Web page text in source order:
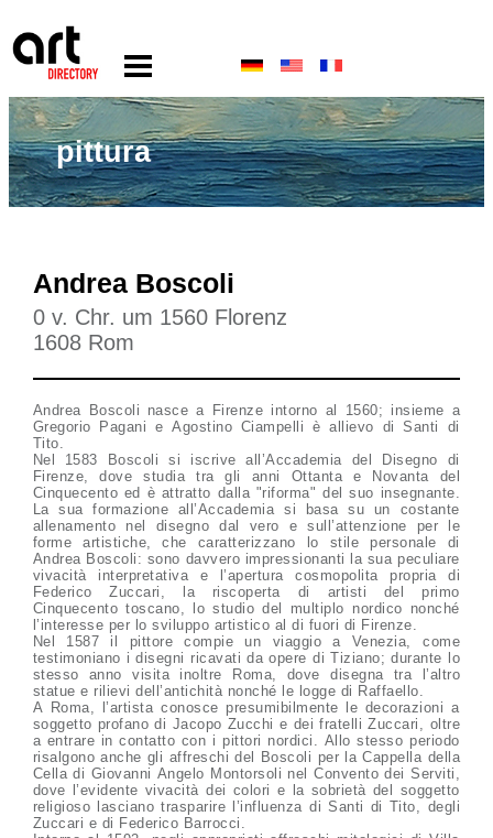
pittura
Andrea Boscoli
0 v. Chr. um 1560 Florenz
1608 Rom
Andrea Boscoli nasce a Firenze intorno al 1560; insieme a
Gregorio Pagani e Agostino Ciampelli è allievo di Santi di
Tito.
Nel 1583 Boscoli si iscrive all’Accademia del Disegno di
Firenze, dove studia tra gli anni Ottanta e Novanta del
Cinquecento ed è attratto dalla "riforma" del suo insegnante.
La sua formazione all’Accademia si basa su un costante
allenamento nel disegno dal vero e sull’attenzione per le
forme artistiche, che caratterizzano lo stile personale di
Andrea Boscoli: sono davvero impressionanti la sua peculiare
vivacità interpretativa e l’apertura cosmopolita propria di
Federico Zuccari, la riscoperta di artisti del primo
Cinquecento toscano, lo studio del multiplo nordico nonché
l’interesse per lo sviluppo artistico al di fuori di Firenze.
Nel 1587 il pittore compie un viaggio a Venezia, come
testimoniano i disegni ricavati da opere di Tiziano; durante lo
stesso anno visita inoltre Roma, dove disegna tra l’altro
statue e rilievi dell’antichità nonché le logge di Raffaello.
A Roma, l’artista conosce presumibilmente le decorazioni a
soggetto profano di Jacopo Zucchi e dei fratelli Zuccari, oltre
a entrare in contatto con i pittori nordici. Allo stesso periodo
risalgono anche gli affreschi del Boscoli per la Cappella della
Cella di Giovanni Angelo Montorsoli nel Convento dei Serviti,
dove l’evidente vivacità dei colori e la sobrietà del soggetto
religioso lasciano trasparire l’influenza di Santi di Tito, degli
Zuccari e di Federico Barrocci.